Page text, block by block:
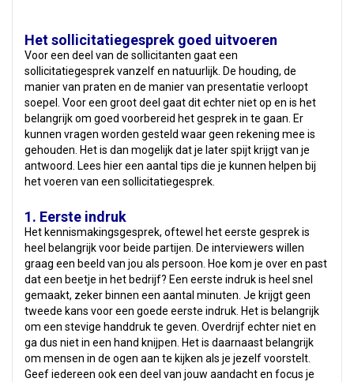
Het sollicitatiegesprek goed uitvoeren
Voor een deel van de sollicitanten gaat een
sollicitatiegesprek vanzelf en natuurlijk. De houding, de
manier van praten en de manier van presentatie verloopt
soepel. Voor een groot deel gaat dit echter niet op en is het
belangrijk om goed voorbereid het gesprek in te gaan. Er
kunnen vragen worden gesteld waar geen rekening mee is
gehouden. Het is dan mogelijk dat je later spijt krijgt van je
antwoord. Lees hier een aantal tips die je kunnen helpen bij
het voeren van een sollicitatiegesprek.
1. Eerste indruk
Het kennismakingsgesprek, oftewel het eerste gesprek is
heel belangrijk voor beide partijen. De interviewers willen
graag een beeld van jou als persoon. Hoe kom je over en past
dat een beetje in het bedrijf? Een eerste indruk is heel snel
gemaakt, zeker binnen een aantal minuten. Je krijgt geen
tweede kans voor een goede eerste indruk. Het is belangrijk
om een stevige handdruk te geven. Overdrijf echter niet en
ga dus niet in een hand knijpen. Het is daarnaast belangrijk
om mensen in de ogen aan te kijken als je jezelf voorstelt.
Geef iedereen ook een deel van jouw aandacht en focus je